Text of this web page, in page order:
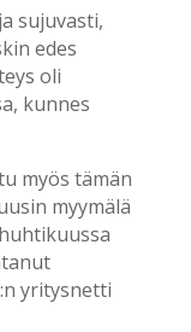
sujuvasti,
edes
oli
kunnes
myös tämän
myymälä
yritysnetti